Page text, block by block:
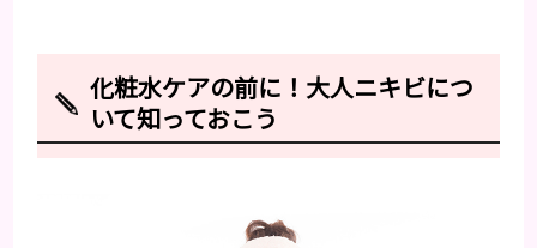
化粧水ケアの前に！大人ニキビにつ
いて知っておこう